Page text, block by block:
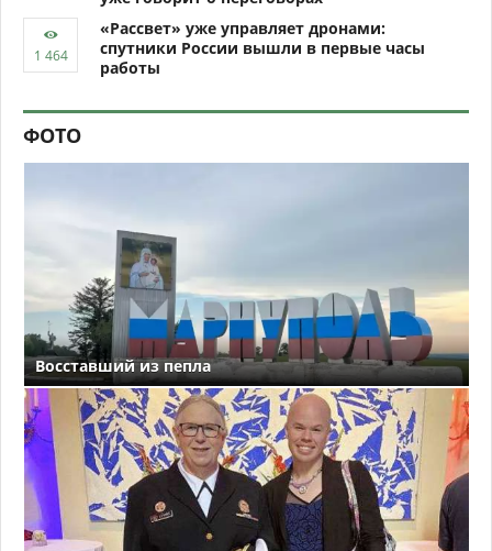
«Рассвет» уже управляет дронами:
спутники России вышли в первые часы
работы
ФОТО
Восставший из пепла